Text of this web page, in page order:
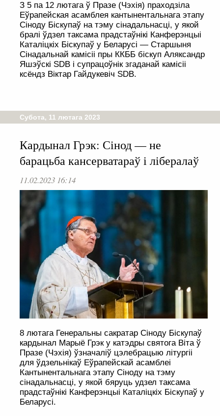
З 5 па 12 лютага ў Празе (Чэхія) праходзіла
Еўрапейская асамблея кантынентальнага этапу
Сіноду Біскупаў на тэму сінадальнасці, у якой
бралі ўдзел таксама прадстаўнікі Канферэнцыі
Каталіцкіх Біскупаў у Беларусі — Старшыня
Сінадальнай камісіі пры ККББ біскуп Аляксандр
Яшэўскі SDB і супрацоўнік згаданай камісіі
ксёндз Віктар Гайдукевіч SDB.
Субота, 11 лютага 2023
Кардынал Грэк: Сінод — не
барацьба кансерватараў і лібералаў
11.02.2023 16:14
8 лютага Генеральны сакратар Сіноду Біскупаў
кардынал Марыё Грэк у катэдры святога Віта ў
Празе (Чэхія) ўзначаліў цэлебрацыю літургіі
для ўдзельнікаў Еўрапейскай асамблеі
Кантынентальнага этапу Сіноду на тэму
сінадальнасці, у якой бяруць удзел таксама
прадстаўнікі Канферэнцыі Каталіцкіх Біскупаў у
Беларусі.